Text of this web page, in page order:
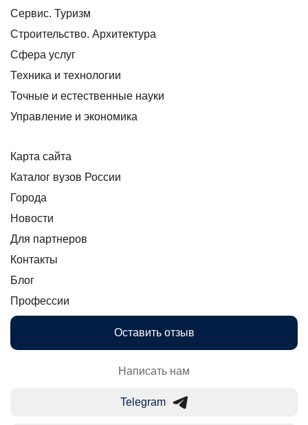
Сервис. Туризм
Строительство. Архитектура
Сфера услуг
Техника и технологии
Точные и естественные науки
Управление и экономика
Карта сайта
Каталог вузов России
Города
Новости
Для партнеров
Контакты
Блог
Профессии
Оставить отзыв
Написать нам
Telegram